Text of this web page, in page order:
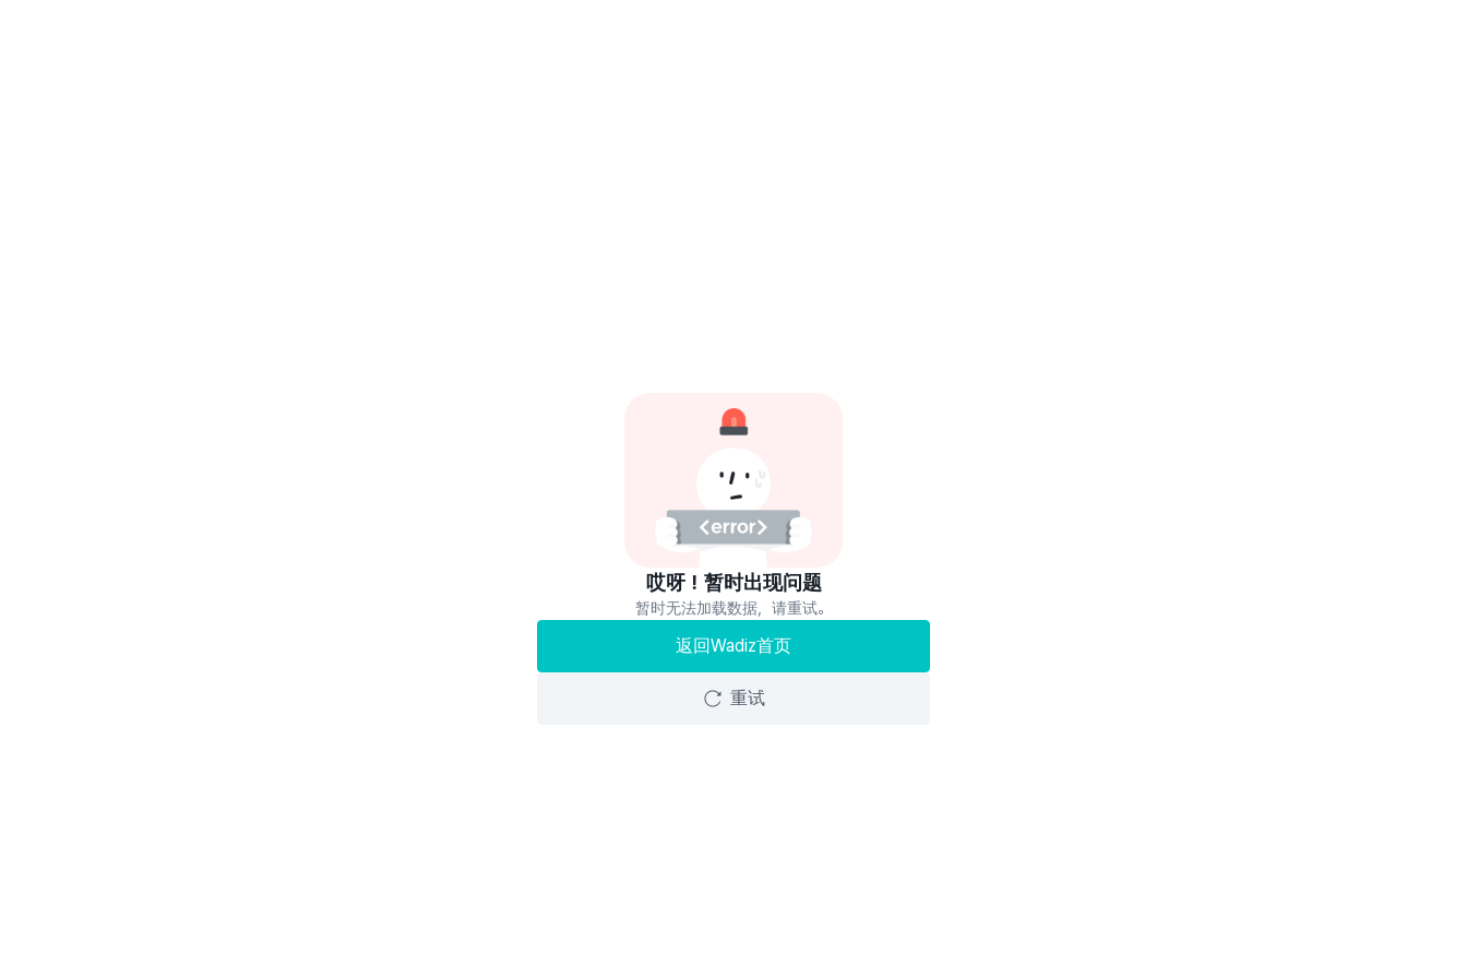
哎呀！暂时出现问题
暂时无法加载数据，请重试。
返回Wadiz首页
重试